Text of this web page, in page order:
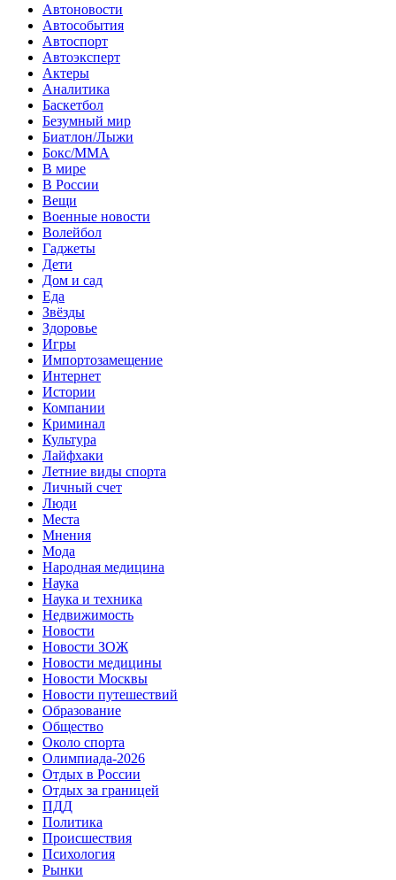
Автоновости
Автособытия
Автоспорт
Автоэксперт
Актеры
Аналитика
Баскетбол
Безумный мир
Биатлон/Лыжи
Бокс/MMA
В мире
В России
Вещи
Военные новости
Волейбол
Гаджеты
Дети
Дом и сад
Еда
Звёзды
Здоровье
Игры
Импортозамещение
Интернет
Истории
Компании
Криминал
Культура
Лайфхаки
Летние виды спорта
Личный счет
Люди
Места
Мнения
Мода
Народная медицина
Наука
Наука и техника
Недвижимость
Новости
Новости ЗОЖ
Новости медицины
Новости Москвы
Новости путешествий
Образование
Общество
Около спорта
Олимпиада-2026
Отдых в России
Отдых за границей
ПДД
Политика
Происшествия
Психология
Рынки